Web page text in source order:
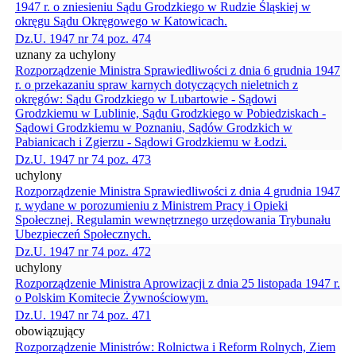
1947 r. o zniesieniu Sądu Grodzkiego w Rudzie Śląskiej w
okręgu Sądu Okręgowego w Katowicach.
Dz.U. 1947 nr 74 poz. 474
uznany za uchylony
Rozporządzenie Ministra Sprawiedliwości z dnia 6 grudnia 1947
r. o przekazaniu spraw karnych dotyczących nieletnich z
okręgów: Sądu Grodzkiego w Lubartowie - Sądowi
Grodzkiemu w Lublinie, Sądu Grodzkiego w Pobiedziskach -
Sądowi Grodzkiemu w Poznaniu, Sądów Grodzkich w
Pabianicach i Zgierzu - Sądowi Grodzkiemu w Łodzi.
Dz.U. 1947 nr 74 poz. 473
uchylony
Rozporządzenie Ministra Sprawiedliwości z dnia 4 grudnia 1947
r. wydane w porozumieniu z Ministrem Pracy i Opieki
Społecznej. Regulamin wewnętrznego urzędowania Trybunału
Ubezpieczeń Społecznych.
Dz.U. 1947 nr 74 poz. 472
uchylony
Rozporządzenie Ministra Aprowizacji z dnia 25 listopada 1947 r.
o Polskim Komitecie Żywnościowym.
Dz.U. 1947 nr 74 poz. 471
obowiązujący
Rozporządzenie Ministrów: Rolnictwa i Reform Rolnych, Ziem